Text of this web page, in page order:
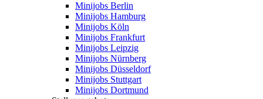
Minijobs Berlin
Minijobs Hamburg
Minijobs Köln
Minijobs Frankfurt
Minijobs Leipzig
Minijobs Nürnberg
Minijobs Düsseldorf
Minijobs Stuttgart
Minijobs Dortmund